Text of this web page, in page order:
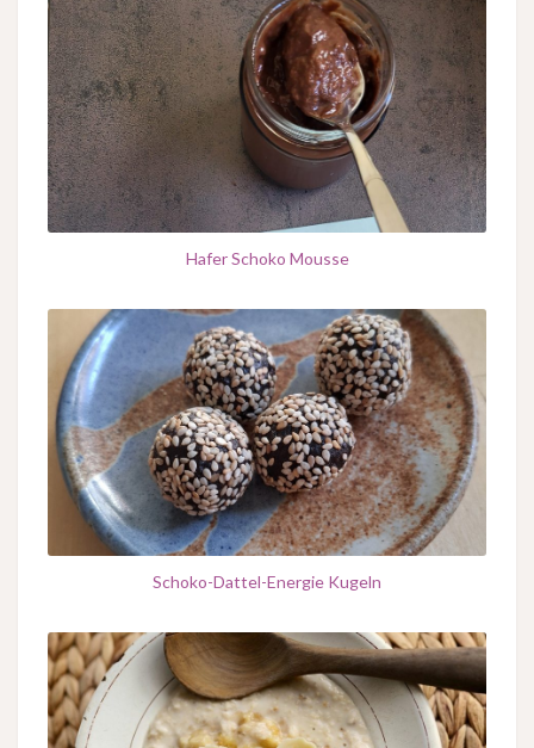
Hafer Schoko Mousse
Schoko-Dattel-Energie Kugeln